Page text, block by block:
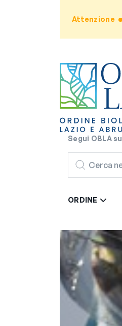
Attenzione
Segui OBLA su
CERCA
ORDINE